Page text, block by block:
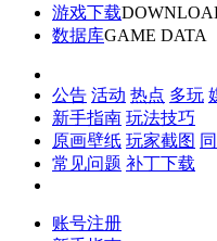
游戏下载
数据库GAME DATA
公告 活动 热点 多玩
新手指南 玩法技巧
原画壁纸 玩家截图
常见问题 补丁下载
账号注册